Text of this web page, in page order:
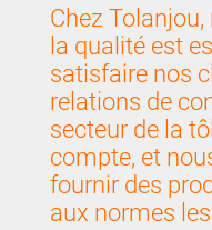
Chez
la qualité est
satisfaire nos
relations de
secteur de la
compte, et
fournir des
aux normes